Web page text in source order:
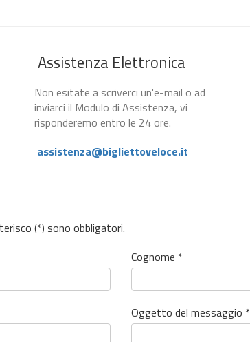
Assistenza Elettronica
Non esitate a scriverci un'e-mail o ad
inviarci il Modulo di Assistenza, vi
risponderemo entro le 24 ore.
assistenza@bigliettoveloce.it
(*) sono obbligatori.
Cognome *
Oggetto del messaggio *